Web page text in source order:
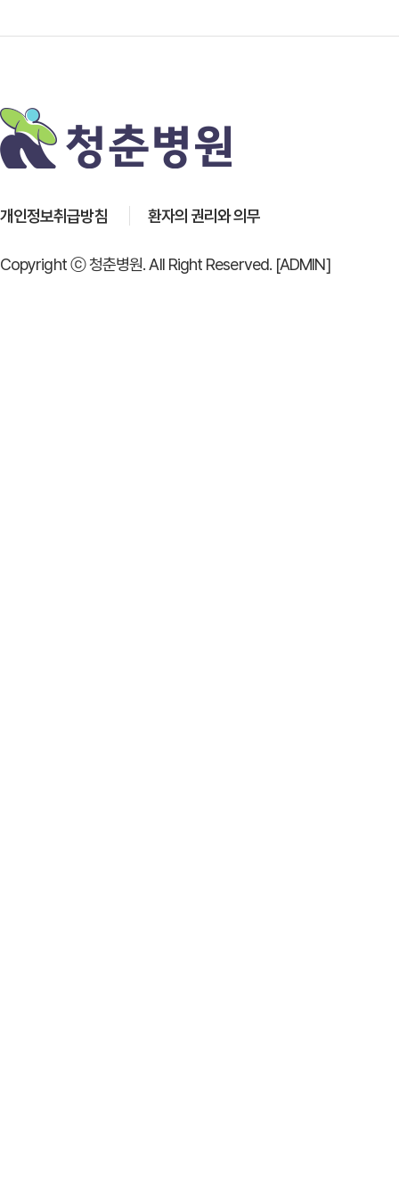
개인정보취급방침 환자의 권리와 의무
Copyright ⓒ 청춘병원. All Right Reserved. [ADMIN]